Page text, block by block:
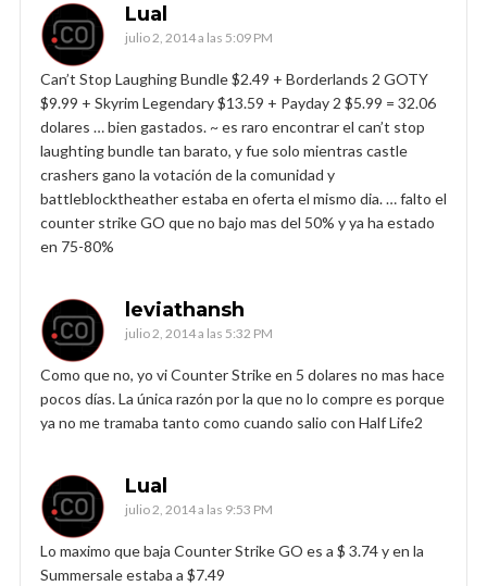
Lual
julio 2, 2014 a las 5:09 PM
Can’t Stop Laughing Bundle $2.49 + Borderlands 2 GOTY
$9.99 + Skyrim Legendary $13.59 + Payday 2 $5.99 = 32.06
dolares … bien gastados. ~ es raro encontrar el can’t stop
laughting bundle tan barato, y fue solo mientras castle
crashers gano la votación de la comunidad y
battleblocktheather estaba en oferta el mismo dia. … falto el
counter strike GO que no bajo mas del 50% y ya ha estado
en 75-80%
leviathansh
julio 2, 2014 a las 5:32 PM
Como que no, yo vi Counter Strike en 5 dolares no mas hace
pocos días. La única razón por la que no lo compre es porque
ya no me tramaba tanto como cuando salio con Half Life2
Lual
julio 2, 2014 a las 9:53 PM
Lo maximo que baja Counter Strike GO es a $ 3.74 y en la
Summersale estaba a $7.49